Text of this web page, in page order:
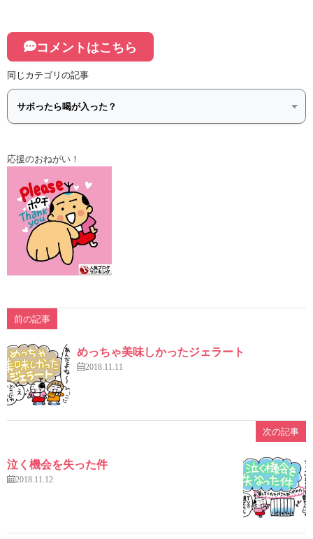
コメントはこちら
同じカテゴリの記事
応援のおねがい！
前の記事
めっちゃ美味しかったジェラート
2018.11.11
次の記事
泣く機会を失った件
2018.11.12